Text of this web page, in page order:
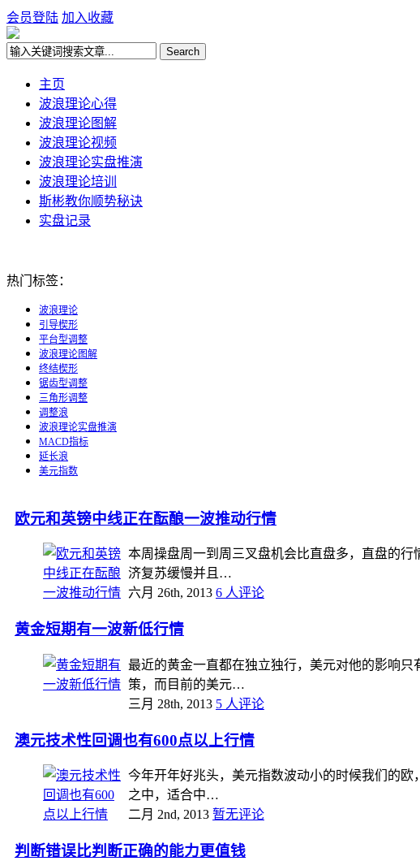
会员登陆 加入收藏
主页
波浪理论心得
波浪理论图解
波浪理论视频
波浪理论实盘推演
波浪理论培训
斯彬教你顺势秘诀
实盘记录
热门标签：
波浪理论
引导楔形
平台型调整
波浪理论图解
终结楔形
锯齿型调整
三角形调整
调整浪
波浪理论实盘推演
MACD指标
延长浪
美元指数
欧元和英镑中线正在酝酿一波推动行情
本周操盘周一到周三叉盘机会比直盘多，直盘的
济复苏缓慢并且…
六月 26th, 2013 6 人评论
黄金短期有一波新低行情
最近的黄金一直都在独立独行，美元对他的影响
策，而目前的美元…
三月 28th, 2013 5 人评论
澳元技术性回调也有600点以上行情
今年开年好兆头，美元指数波动小的时候我们的
之中，适合中…
二月 2nd, 2013 暂无评论
判断错误比判断正确的能力更值钱